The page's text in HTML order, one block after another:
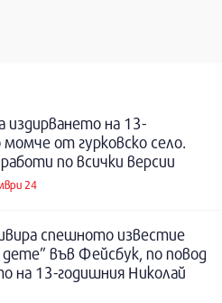
издирването на 13-
от гурковско село.
по всички версии
24
спешното известие
дете” във Фейсбук, по повод
на 13-годишния Николай